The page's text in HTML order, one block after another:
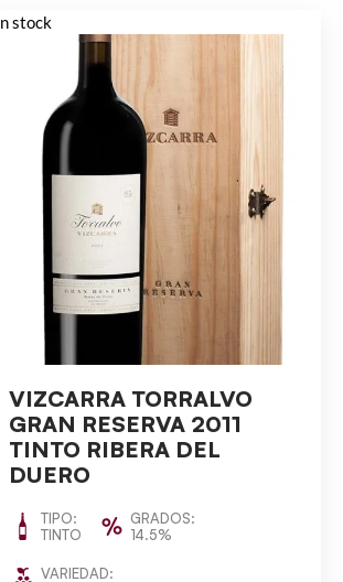
stock
VIZCARRA TORRALVO
GRAN RESERVA 2011
TINTO RIBERA DEL
DUERO
TIPO:
TINTO
GRADOS:
14.5%
VARIEDAD: